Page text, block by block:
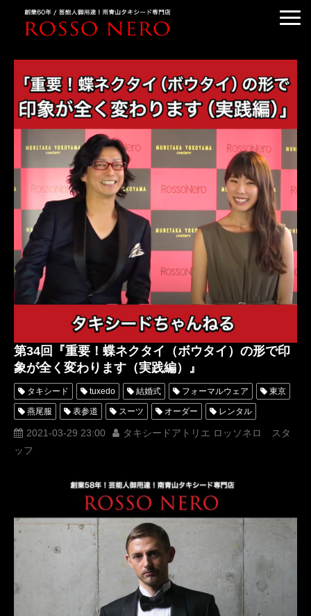
TUXEDO RENTAL
TUXEDO RANKING
KIMONO DRESS
CUSTOMER'S VOICE
COLUMN &BLOG
ACCESS
第34回『重要！蝶ネクタイ（ボウタイ）の形で印
象が全く変わります（実践編）』
タキシード tuxedo 結婚式 フォーマルウェア 東京
燕尾服 表参道 スーツ オーダー レンタル
オーダータキシード レンタルタキシード パーティー
ロッソネロ
MUNETAKA YouTube 名古屋
オーダータキシード東京 オーダータキシード名古屋
レンタルタキシード東京
レンタルタキシード名古屋 横浜 ROSSONERO
タキシードちゃんねる 蝶ネクタイの形で印象が全く変わります
バタフライ ブラックタイ
タキシードオーダー東京 タキシードレンタル東京
2021-03-29 23:00
タキシードアトリエ ロッソネロ スタ
ッフ